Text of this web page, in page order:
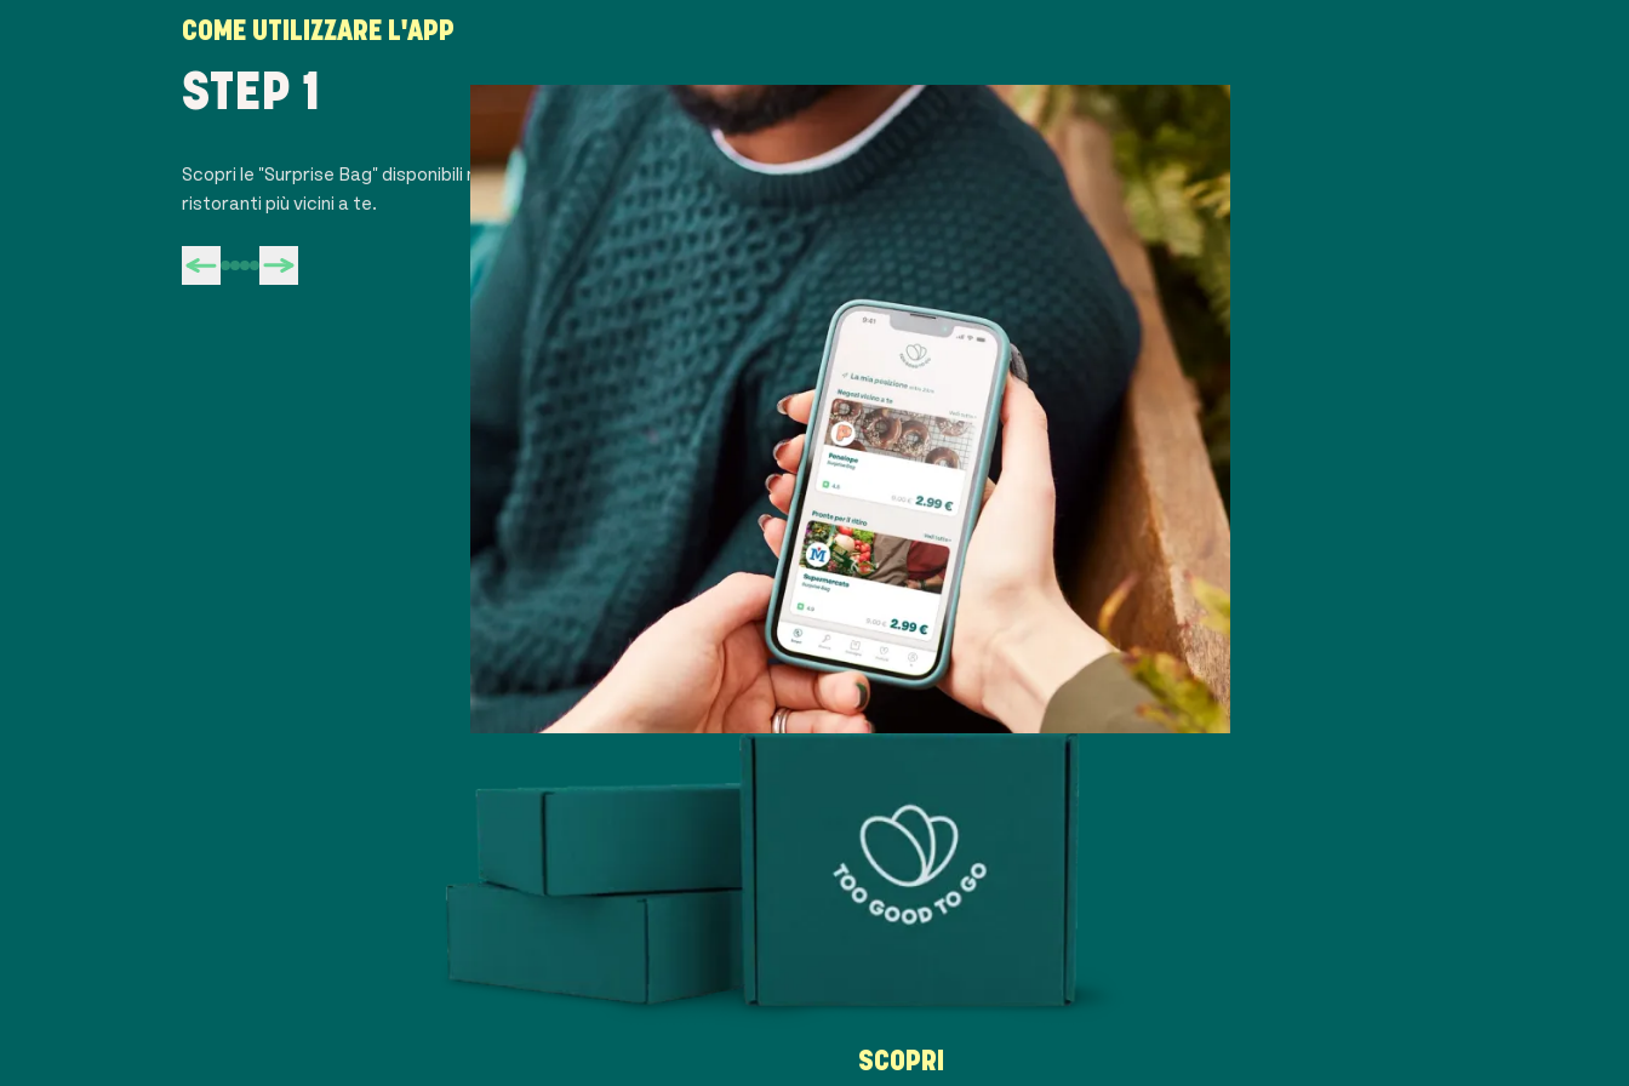
COME UTILIZZARE L'APP
STEP 1
Scopri le "Surprise Bag" disponibili nei negozi e nei
ristoranti più vicini a te.
STEP 2
Conferma la tua scelta, prenota la Surprise Bag e paga
tramite l'app.
SCOPRI